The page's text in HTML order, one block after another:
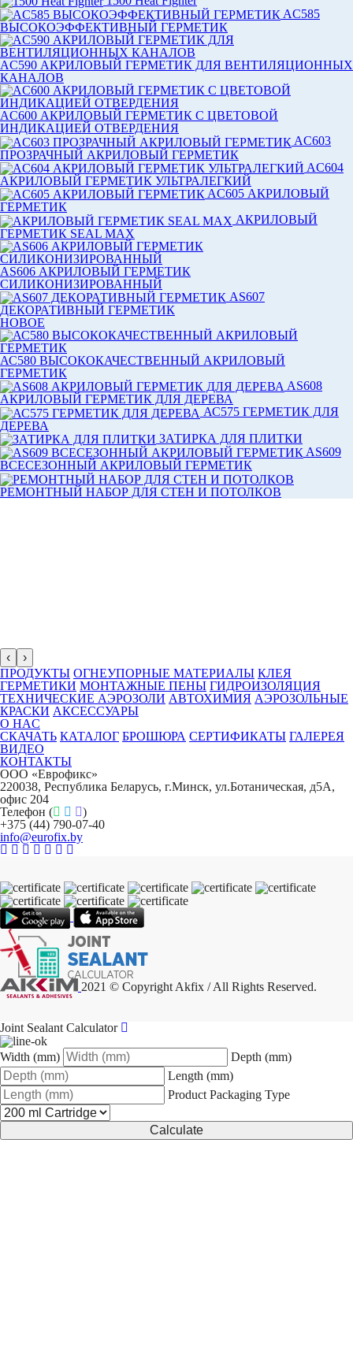
AC585
ВЫСОКОЭФФЕКТИВНЫЙ ГЕРМЕТИК
AC590 АКРИЛОВЫЙ ГЕРМЕТИК ДЛЯ ВЕНТИЛЯЦИОННЫХ
КАНАЛОВ
AC600 АКРИЛОВЫЙ ГЕРМЕТИК С ЦВЕТОВОЙ
ИНДИКАЦИЕЙ ОТВЕРДЕНИЯ
AC603
ПРОЗРАЧНЫЙ АКРИЛОВЫЙ ГЕРМЕТИК
AC604
АКРИЛОВЫЙ ГЕРМЕТИК УЛЬТРАЛЕГКИЙ
AC605 АКРИЛОВЫЙ
ГЕРМЕТИК
АКРИЛОВЫЙ
ГЕРМЕТИК SEAL MAX
AS606 АКРИЛОВЫЙ ГЕРМЕТИК
СИЛИКОНИЗИРОВАННЫЙ
АS607
ДЕКОРАТИВНЫЙ ГЕРМЕТИК
НОВОЕ
АС580 ВЫСОКОКАЧЕСТВЕННЫЙ АКРИЛОВЫЙ
ГЕРМЕТИК
AS608
АКРИЛОВЫЙ ГЕРМЕТИК ДЛЯ ДЕРЕВА
АС575 ГЕРМЕТИК ДЛЯ
ДЕРЕВА
ЗАТИРКА ДЛЯ ПЛИТКИ
AS609
ВСЕСЕЗОННЫЙ АКРИЛОВЫЙ ГЕРМЕТИК
РЕМОНТНЫЙ НАБОР ДЛЯ СТЕН И ПОТОЛКОВ
‹
›
ПРОДУКТЫ ОГНЕУПОРНЫЕ МАТЕРИАЛЫ КЛЕЯ
ГЕРМЕТИКИ МОНТАЖНЫЕ ПЕНЫ ГИДРОИЗОЛЯЦИЯ
TЕХНИЧЕСКИЕ АЭРОЗОЛИ АВТОХИМИЯ АЭРОЗОЛЬНЫЕ
КРАСКИ АКСЕССУАРЫ
O HAC
СКАЧАТЬ КАТАЛОГ БРОШЮРА СЕРТИФИКАТЫ ГАЛЕРЕЯ
ВИДЕО
КОНТАКТЫ
ООО «Еврофикс»
220038, Республика Беларусь, г.Минск, ул.Ботаническая, д5А,
офис 204
Телефон (
)
+375 (44) 790-07-40
info@eurofix.by
2021 © Copyright Akfix / All Rights Reserved.
Joint Sealant Calculator
Width (mm)
Depth (mm)
Length (mm)
Product Packaging Type
Calculate